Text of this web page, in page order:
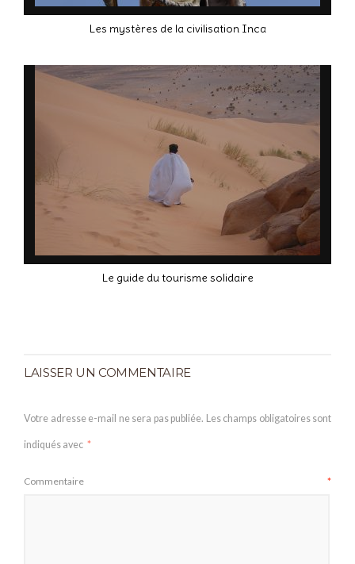
Les mystères de la civilisation Inca
Le guide du tourisme solidaire
LAISSER UN COMMENTAIRE
Votre adresse e-mail ne sera pas publiée. Les champs obligatoires sont
indiqués avec *
Commentaire *